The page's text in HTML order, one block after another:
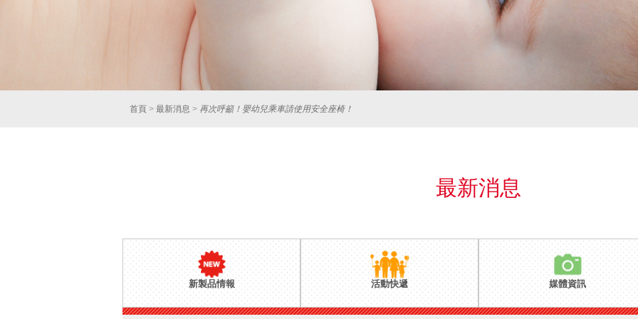
首頁 > 最新消息 > 再次呼籲！嬰幼兒乘車請使用安全座椅！
最新消息
新製品情報 活動快遞 媒體資訊